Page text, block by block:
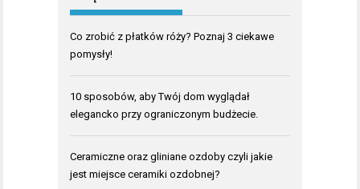
Co zrobić z płatków róży? Poznaj 3 ciekawe
pomysły!
10 sposobów, aby Twój dom wyglądał
elegancko przy ograniczonym budżecie.
Ceramiczne oraz gliniane ozdoby czyli jakie
jest miejsce ceramiki ozdobnej?